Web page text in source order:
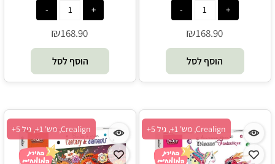
Ravensburger
₪168.90
הוסף לסל
₪168.90
הוסף לסל
Crealign, מש' 1+, גיל 5+ Crealign, מש' 1+, גיל 5+